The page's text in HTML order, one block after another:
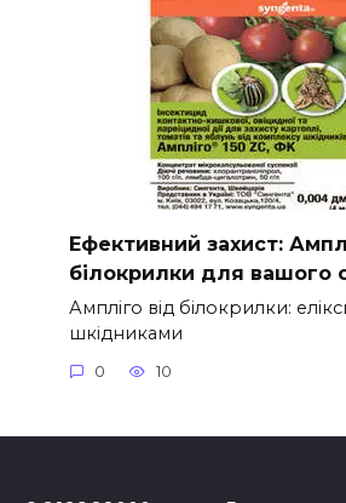
Ефективний захист:
білокрилки для вашого
Ампліго від білокрилки:
шкідниками
0 10